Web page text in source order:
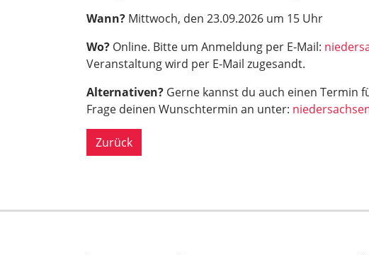
Wann? Mittwoch, den 23.09.2026 um 15 Uhr
Wo? Online. Bitte um Anmeldung per E-Mail:
Veranstaltung wird per E-Mail zugesandt.
Alternativen? Gerne kannst du auch einen Termin
Frage deinen Wunschtermin an unter:
Zurück